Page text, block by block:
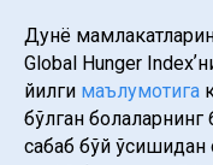
Дунё
Global Hunger
йилги маълумотига
бўлган
сабаб бўй ўсишидан